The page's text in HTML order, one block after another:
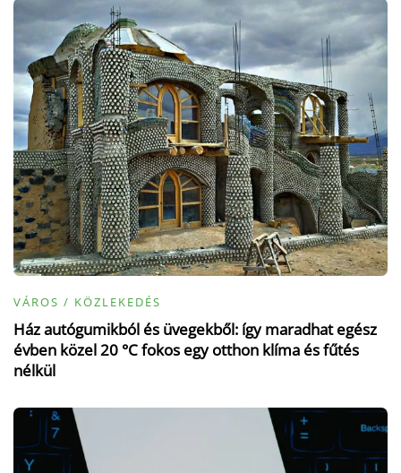
VÁROS / KÖZLEKEDÉS
Ház autógumikból és üvegekből: így maradhat egész
évben közel 20 °C fokos egy otthon klíma és fűtés
nélkül